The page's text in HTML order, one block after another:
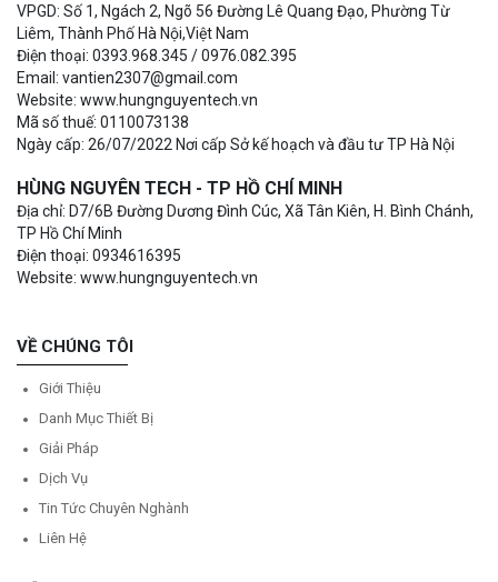
VPGD: Số 1, Ngách 2, Ngõ 56 Đường Lê Quang Đạo, Phường Từ
Liêm, Thành Phố Hà Nội,Việt Nam
Điện thoại: 0393.968.345 / 0976.082.395
Email: vantien2307@gmail.com
Website: www.hungnguyentech.vn
Mã số thuế: 0110073138
Ngày cấp: 26/07/2022 Nơi cấp Sở kế hoạch và đầu tư TP Hà Nội
HÙNG NGUYÊN TECH - TP HỒ CHÍ MINH
Địa chỉ: D7/6B Đường Dương Đình Cúc, Xã Tân Kiên, H. Bình Chánh,
TP Hồ Chí Minh
Điện thoại: 0934616395
Website: www.hungnguyentech.vn
VỀ CHÚNG TÔI
Giới Thiệu
Danh Mục Thiết Bị
Giải Pháp
Dịch Vụ
Tin Tức Chuyên Nghành
Liên Hệ